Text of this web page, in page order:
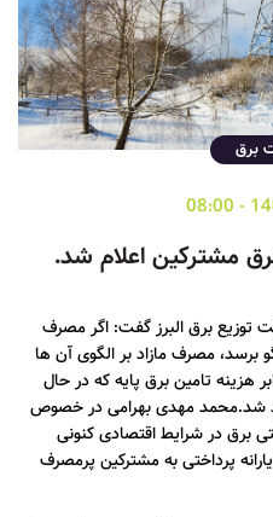
برق
مشترکین اعلام شد.
برق البرز گفت: اگر مصرف
مصرف به ۱.۵ برابر الگو برسد، مصرف مازاد بر الگوی آن ها
هر کیلو وات ساعت معادل ۱.۵ برابر هزینه تامین برق پایه که در حال
محمد مهدی بهرامی در خصوص
برق در شرایط اقتصادی کنونی
پرداختی به مشترکین پرمصرف